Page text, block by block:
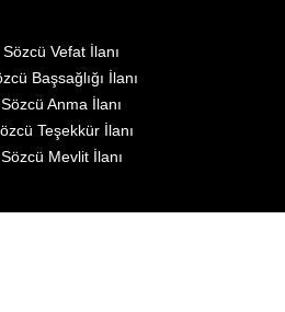
Sözcü Vefat İlanı
Başsağlığı İlanı
Sözcü Anma İlanı
Teşekkür İlanı
Sözcü Mevlit İlanı